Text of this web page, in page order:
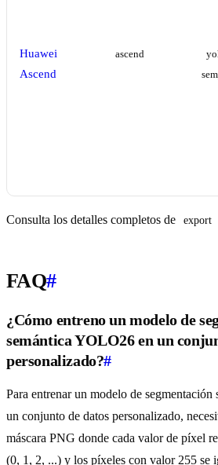
Huawei
Ascend
ascend
Consulta los detalles completos de export
FAQ#
¿Cómo entreno un modelo de
semántica YOLO26 en un
personalizado?#
Para entrenar un modelo de
un conjunto de datos personalizado,
máscara PNG donde cada valor de píxel
(0, 1, 2, ...) y los píxeles con valor 255 se